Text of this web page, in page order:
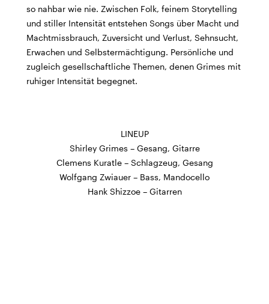
SOMMERÖFFNUNGSZEITEN
CINEMA
2.7. bis 1.9. geschlossen
BÜHNE
2.7. bis 3.9. geschlossen
ZMITTAG 2.7. bis 9.8. geschlossen
BAR+BISTRO
10.7. bis 1.8. findet ihr unsere Bar ab 18
STADTFEST BRUGG
während demStadtfest Brugg, 20. bis 30. August,
bleibt das Haus jeweils von Freitag Abend bis Montag
Morgen geschlossen
so nahbar wie nie. Zwischen Folk, feinem Storytelling
und stiller Intensität entstehen Songs über Macht und
Machtmissbrauch, Zuversicht und Verlust, Sehnsucht,
Erwachen und Selbstermächtigung. Persönliche und
zugleich gesellschaftliche Themen, denen Grimes mit
ruhiger Intensität begegnet.
LINEUP
Shirley Grimes – Gesang, Gitarre
Clemens Kuratle – Schlagzeug, Gesang
Wolfgang Zwiauer – Bass, Mandocello
Hank Shizzoe – Gitarren